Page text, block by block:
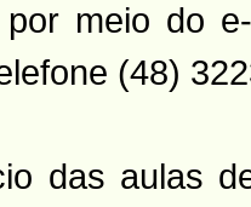
meio do
(48)
das aulas